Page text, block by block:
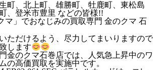
町、北上町、雄勝町、牡鹿町、東松島
、登米市豊里 などの皆様!!
マ」でおなじみの買取専門 金のクマ 石
ただけるよう、尽力してまいりますので
します
金のクマ石巻店では、人気急上昇中のワ
の高価買取を実施中です。